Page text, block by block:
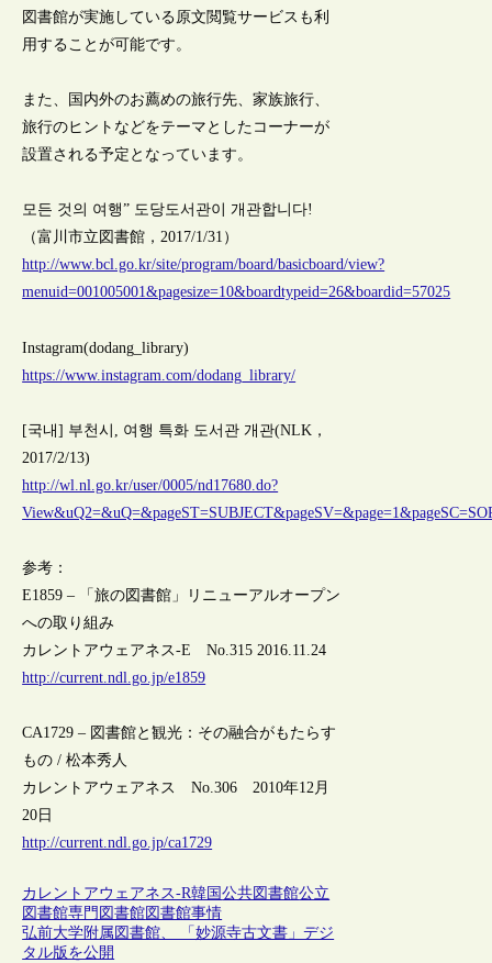
図書館が実施している原文閲覧サービスも利
用することが可能です。
また、国内外のお薦めの旅行先、家族旅行、
旅行のヒントなどをテーマとしたコーナーが
設置される予定となっています。
모든 것의 여행” 도당도서관이 개관합니다!
（富川市立図書館，2017/1/31）
http://www.bcl.go.kr/site/program/board/basicboard/view?
menuid=001005001&pagesize=10&boardtypeid=26&boardid=57025
Instagram(dodang_library)
https://www.instagram.com/dodang_library/
[국내] 부천시, 여행 특화 도서관 개관(NLK，
2017/2/13)
http://wl.nl.go.kr/user/0005/nd17680.do?
参考：
E1859 – 「旅の図書館」リニューアルオープン
への取り組み
カレントアウェアネス-E No.315 2016.11.24
http://current.ndl.go.jp/e1859
CA1729 – 図書館と観光：その融合がもたらす
もの / 松本秀人
カレントアウェアネス No.306 2010年12月
20日
http://current.ndl.go.jp/ca1729
カレントアウェアネス-R韓国公共図書館公立
図書館専門図書館図書館事情
弘前大学附属図書館、 「妙源寺古文書」デジ
タル版を公開